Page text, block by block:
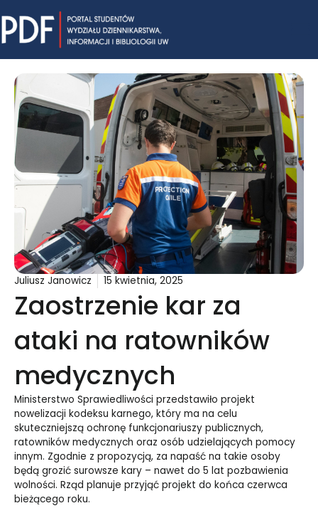
to
content
Juliusz Janowicz 15 kwietnia, 2025
Zaostrzenie kar za
ataki na ratowników
medycznych
Ministerstwo Sprawiedliwości przedstawiło projekt
nowelizacji kodeksu karnego, który ma na celu
skuteczniejszą ochronę funkcjonariuszy publicznych,
ratowników medycznych oraz osób udzielających pomocy
innym. Zgodnie z propozycją, za napaść na takie osoby
będą grozić surowsze kary – nawet do 5 lat pozbawienia
wolności. Rząd planuje przyjąć projekt do końca czerwca
bieżącego roku.